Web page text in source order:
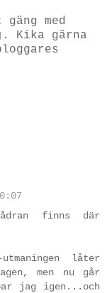
med
. Kika gärna
finns där
låter
men nu går
jag igen...och